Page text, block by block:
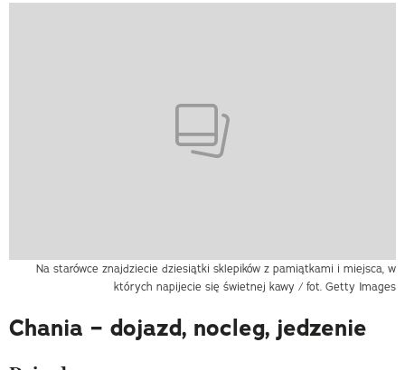
Na starówce znajdziecie dziesiątki sklepików z pamiątkami i miejsca, w
których napijecie się świetnej kawy / fot. Getty Images
Chania – dojazd, nocleg, jedzenie